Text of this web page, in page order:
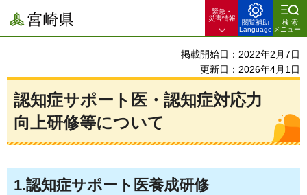
宮崎県
緊急・
災害情報
閲覧補助
Language
検索
メニュー
掲載開始日：2022年2月7日
更新日：2026年4月1日
認知症サポート医・認知症対応力
向上研修等について
1.認知症サポート医養成研修